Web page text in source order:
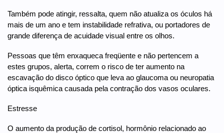
Também pode atingir, ressalta, quem não atualiza os óculos há
mais de um ano e tem instabilidade refrativa, ou portadores de
grande diferença de acuidade visual entre os olhos.
Pessoas que têm enxaqueca freqüente e não pertencem a
estes grupos, alerta, correm o risco de ter aumento na
escavação do disco óptico que leva ao glaucoma ou neuropatia
óptica isquêmica causada pela contração dos vasos oculares.
Estresse
O aumento da produção de cortisol, hormônio relacionado ao